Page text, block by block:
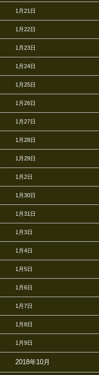
1月21日
1月22日
1月23日
1月24日
1月25日
1月26日
1月27日
1月28日
1月29日
1月2日
1月30日
1月31日
1月3日
1月4日
1月5日
1月6日
1月7日
1月8日
1月9日
2018年10月